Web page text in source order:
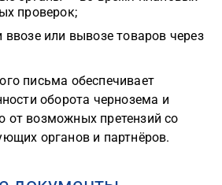
проверок;
или вывозе товаров через
письма обеспечивает
оборота чернозема и
возможных претензий со
органов и партнёров.